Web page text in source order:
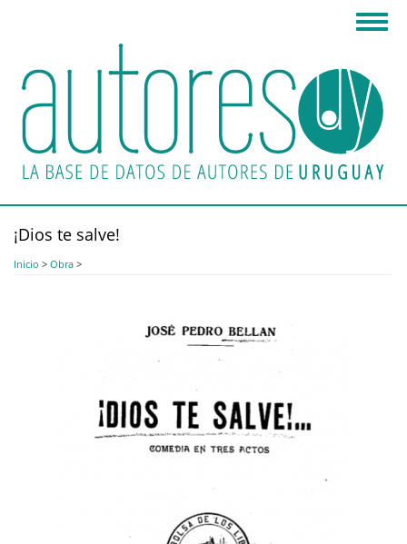
principal
¡Dios te salve!
Inicio > Obra >